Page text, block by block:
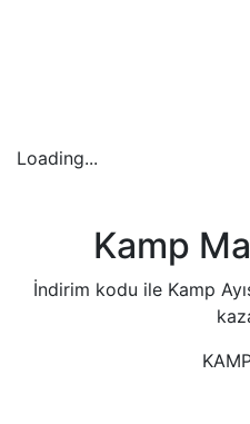
Loading...
Kamp
İndirim kodu ile Kamp